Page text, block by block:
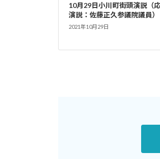
10月29日小川町街頭演説（
演説：佐藤正久参議院議員）
2021年10月29日